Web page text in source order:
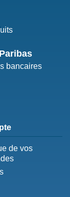
bancaires
de vos